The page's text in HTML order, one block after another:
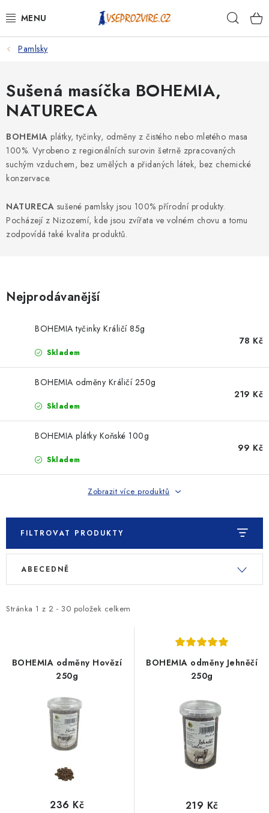
na
PSI
KOČKY
KONĚ
ANTIPARAZITIKA
PRO CHOVATELE
NA NEMOCI
KRÁLÍCI/HLODAVCI/PTÁCI
ZNAČKY
Kontakty
Obchodní podmínky
Podmínky ochrany osobních údajů
Pamlsky
Sušená masíčka BOHEMIA,
NATURECA
BOHEMIA plátky, tyčinky, odměny z čistého nebo mletého masa
100%. Vyrobeno z regionálních surovin šetrně zpracovaných
suchým vzduchem, bez umělých a přidaných látek, bez chemické
konzervace.
NATURECA sušené pamlsky jsou 100% přírodní produkty.
Pocházejí z Nizozemí, kde jsou zvířata ve volném chovu a tomu
zodpovídá také kvalita produktů.
Nejprodávanější
BOHEMIA tyčinky Králičí 85g
Skladem
78 Kč
BOHEMIA odměny Králičí 250g
Skladem
219 Kč
BOHEMIA plátky Koňské 100g
Skladem
99 Kč
Zobrazit více produktů
FILTROVAT PRODUKTY
V
i
Stránka 1 z 2 - 30 položek celkem
Ř
e
p
ABECEDNĚ
BOHEMIA odměny Hovězí
250g
236 Kč
BOHEMIA odměny Jehněčí
250g
219 Kč